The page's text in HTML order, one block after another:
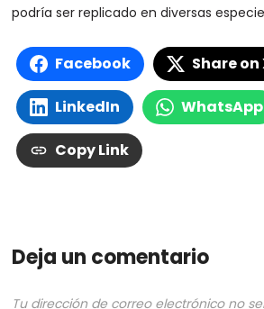
podría ser replicado en diversas
Facebook Share on
LinkedIn WhatsApp
Copy Link
Deja un comentario
Tu dirección de correo electrónico no